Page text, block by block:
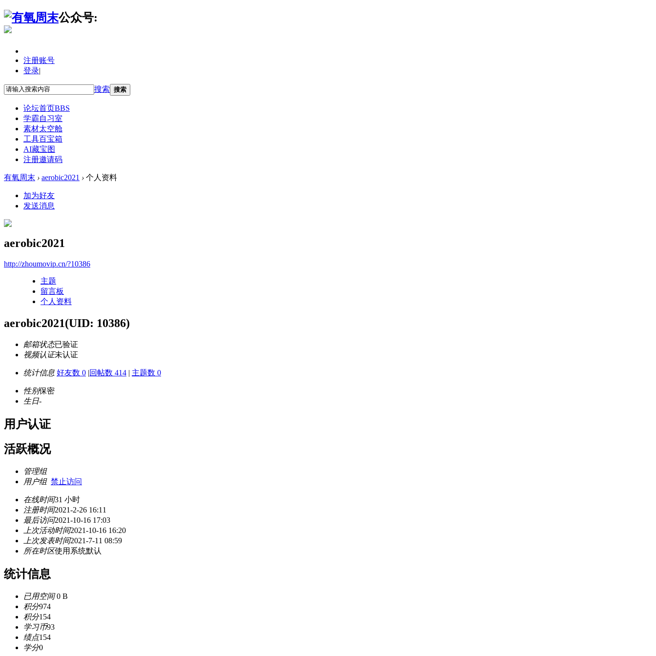
公众号:
注册账号
登录|
搜索 搜索
论坛首页BBS
学霸自习室
素材太空舱
工具百宝箱
AI藏宝图
注册邀请码
有氧周末 › aerobic2021 › 个人资料
加为好友
发送消息
aerobic2021
http://zhoumovip.cn/?10386
主题
留言板
个人资料
aerobic2021(UID: 10386)
邮箱状态已验证
视频认证未认证
统计信息 好友数 0 |回帖数 414 | 主题数 0
性别保密
生日-
用户认证
活跃概况
管理组
用户组 禁止访问
在线时间31 小时
注册时间2021-2-26 16:11
最后访问2021-10-16 17:03
上次活动时间2021-10-16 16:20
上次发表时间2021-7-11 08:59
所在时区使用系统默认
统计信息
已用空间0 B
积分974
积分154
学习币93
绩点154
学分0